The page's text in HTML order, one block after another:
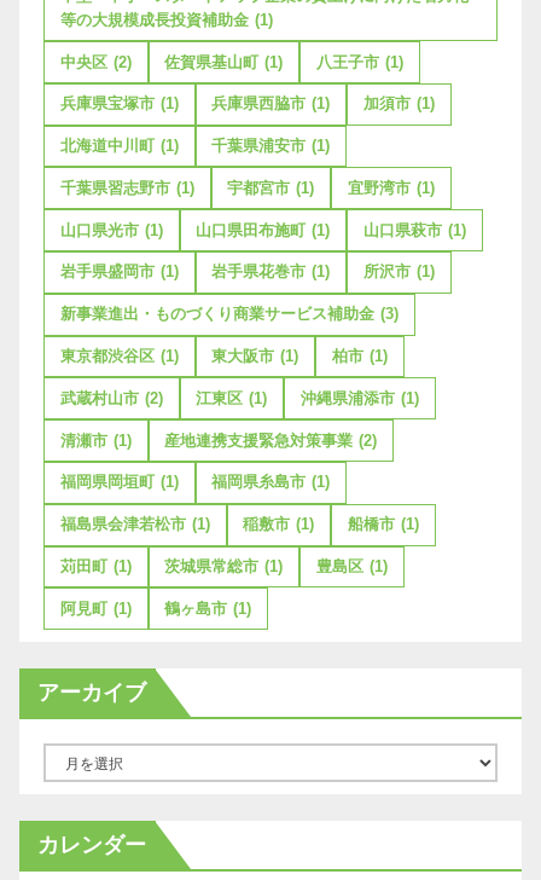
等の大規模成長投資補助金 (1)
中央区 (2) 佐賀県基山町 (1) 八王子市 (1)
兵庫県宝塚市 (1) 兵庫県西脇市 (1) 加須市 (1)
北海道中川町 (1) 千葉県浦安市 (1)
千葉県習志野市 (1) 宇都宮市 (1) 宜野湾市 (1)
山口県光市 (1) 山口県田布施町 (1) 山口県萩市 (1)
岩手県盛岡市 (1) 岩手県花巻市 (1) 所沢市 (1)
新事業進出・ものづくり商業サービス補助金 (3)
東京都渋谷区 (1) 東大阪市 (1) 柏市 (1)
武蔵村山市 (2) 江東区 (1) 沖縄県浦添市 (1)
清瀬市 (1) 産地連携支援緊急対策事業 (2)
福岡県岡垣町 (1) 福岡県糸島市 (1)
福島県会津若松市 (1) 稲敷市 (1) 船橋市 (1)
苅田町 (1) 茨城県常総市 (1) 豊島区 (1)
阿見町 (1) 鶴ヶ島市 (1)
アーカイブ
カ
イ
カレンダー